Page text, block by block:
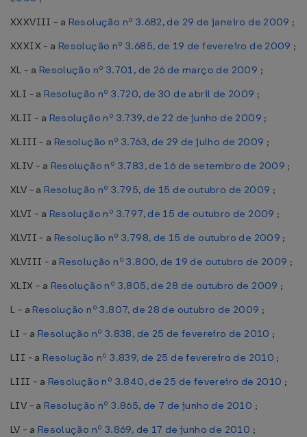
XXXVIII - a Resolução nº 3.682, de 29 de janeiro de 2009 ;
XXXIX - a Resolução nº 3.685, de 19 de fevereiro de 2009 ;
XL - a Resolução nº 3.701, de 26 de março de 2009 ;
XLI - a Resolução nº 3.720, de 30 de abril de 2009 ;
XLII - a Resolução nº 3.739, de 22 de junho de 2009 ;
XLIII - a Resolução nº 3.763, de 29 de julho de 2009 ;
XLIV - a Resolução nº 3.783, de 16 de setembro de 2009 ;
XLV - a Resolução nº 3.795, de 15 de outubro de 2009 ;
XLVI - a Resolução nº 3.797, de 15 de outubro de 2009 ;
XLVII - a Resolução nº 3.798, de 15 de outubro de 2009 ;
XLVIII - a Resolução nº 3.800, de 19 de outubro de 2009 ;
XLIX - a Resolução nº 3.805, de 28 de outubro de 2009 ;
L - a Resolução nº 3.807, de 28 de outubro de 2009 ;
LI - a Resolução nº 3.838, de 25 de fevereiro de 2010 ;
LII - a Resolução nº 3.839, de 25 de fevereiro de 2010 ;
LIII - a Resolução nº 3.840, de 25 de fevereiro de 2010 ;
LIV - a Resolução nº 3.865, de 7 de junho de 2010 ;
LV - a Resolução nº 3.869, de 17 de junho de 2010 ;